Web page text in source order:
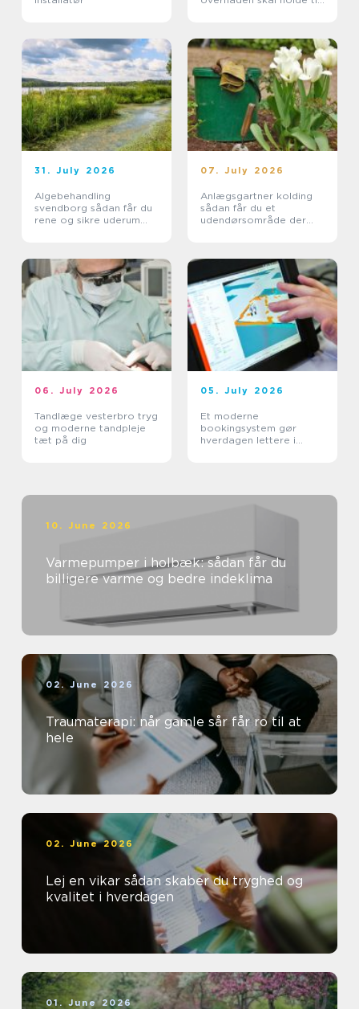
31. July 2026
Algebehandling
svendborg sådan får du
rene og sikre uderum
07. July 2026
Anlægsgartner kolding
sådan får du et
udendørsområde der
06. July 2026
Tandlæge vesterbro tryg
og moderne tandpleje
tæt på dig
05. July 2026
Et moderne
bookingsystem gør
hverdagen lettere i
10. June 2026
Varmepumper i holbæk: sådan får du
billigere varme og bedre indeklima
02. June 2026
Traumaterapi: når gamle sår får ro til at
hele
02. June 2026
Lej en vikar sådan skaber du tryghed og
kvalitet i hverdagen
01. June 2026